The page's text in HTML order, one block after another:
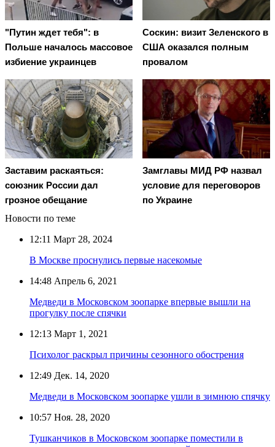
"Путин ждет тебя": в
Польше началось массовое
избиение украинцев
Соскин: визит Зеленского в
США оказался полным
провалом
Заставим раскаяться:
союзник России дал
грозное обещание
Замглавы МИД РФ назвал
условие для переговоров
по Украине
Новости по теме
12:11 Март 28, 2024
В Москве проснулись первые насекомые
14:48 Апрель 6, 2021
Медведи в Московском зоопарке впервые вышли на
прогулку после спячки
12:13 Март 1, 2021
Психолог раскрыл причины сезонного обострения
12:49 Дек. 14, 2020
Медведи в Московском зоопарке ушли в зимнюю спячку
10:57 Ноя. 28, 2020
Тушканчиков в Московском зоопарке поместили в